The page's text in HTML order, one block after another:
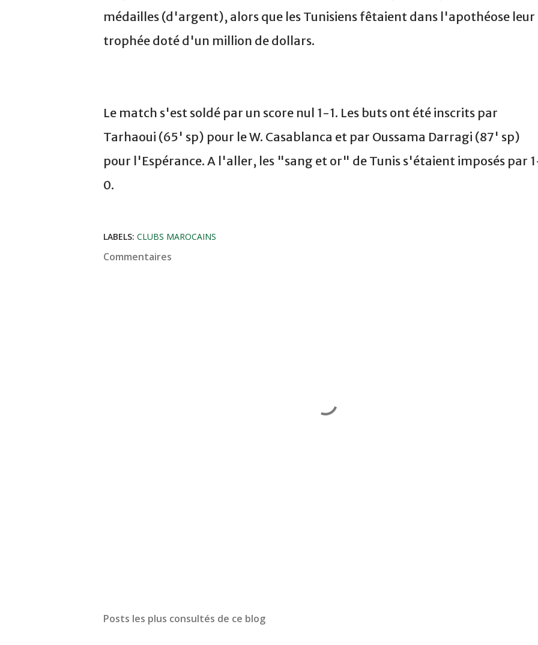
médailles (d'argent), alors que les Tunisiens fêtaient dans l'apothéose leur
trophée doté d'un million de dollars.
Le match s'est soldé par un score nul 1-1. Les buts ont été inscrits par
Tarhaoui (65' sp) pour le W. Casablanca et par Oussama Darragi (87' sp)
pour l'Espérance. A l'aller, les "sang et or" de Tunis s'étaient imposés par
0.
LABELS: CLUBS MAROCAINS
Commentaires
Posts les plus consultés de ce blog